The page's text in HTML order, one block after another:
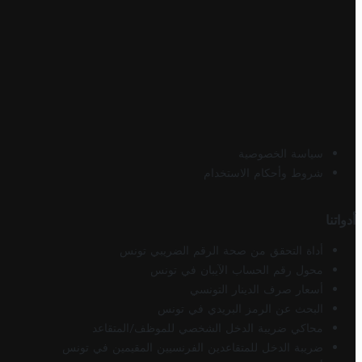
سياسة الخصوصية
شروط وأحكام الاستخدام
أدواتنا
أداة التحقق من صحة الرقم الضريبي تونس
محول رقم الحساب الآيبان في تونس
أسعار صرف الدينار التونسي
البحث عن الرمز البريدي في تونس
محاكي ضريبة الدخل الشخصي للموظف/المتقاعد
ضريبة الدخل للمتقاعدين الفرنسيين المقيمين في تونس